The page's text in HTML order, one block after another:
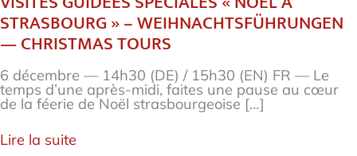
STRASBOURG » – WEIHNACHTSFÜHRUNGEN
— CHRISTMAS TOURS
6 décembre — 14h30 (DE) / 15h30 (EN) FR — Le
temps d’une après-midi, faites une pause au cœur
de la féerie de Noël strasbourgeoise […]
Lire la suite